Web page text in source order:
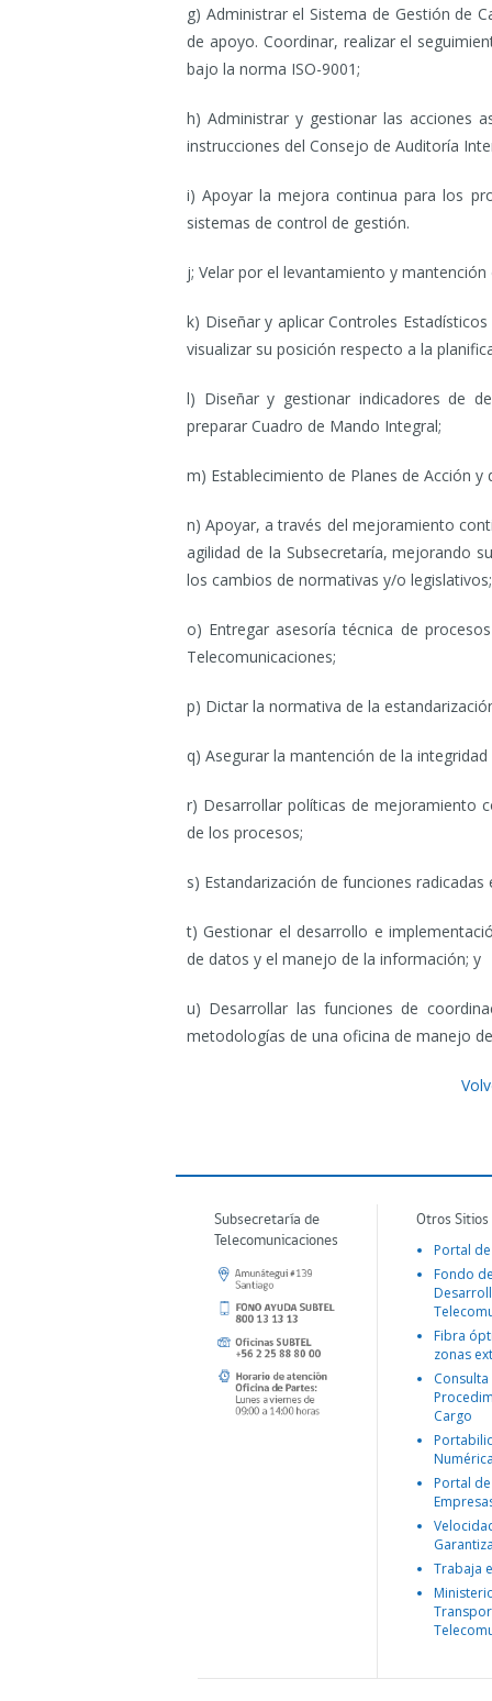
g) Administrar el Sistema de Gestión de
de apoyo. Coordinar, realizar el
bajo la norma ISO-9001;
h) Administrar y gestionar las acciones
instrucciones del Consejo de Auditoría
i) Apoyar la mejora continua para los
sistemas de control de gestión.
j; Velar por el levantamiento y
k) Diseñar y aplicar Controles
visualizar su posición respecto a la
l) Diseñar y gestionar indicadores de
preparar Cuadro de Mando Integral;
m) Establecimiento de Planes de Acción
n) Apoyar, a través del mejoramiento
agilidad de la Subsecretaría, mejorando
los cambios de normativas y/o legislativos;
o) Entregar asesoría técnica de
Telecomunicaciones;
p) Dictar la normativa de la
q) Asegurar la mantención de la
r) Desarrollar políticas de mejoramiento
de los procesos;
s) Estandarización de funciones
t) Gestionar el desarrollo e
de datos y el manejo de la información; y
u) Desarrollar las funciones de
metodologías de una oficina de manejo
Subsecretaría de
Telecomunicaciones
Otros
Portal
Fondo
Fibra
zonas
Consulta
Cargo
Portal
Trabaja